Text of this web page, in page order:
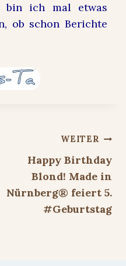
bin ich mal etwas
ob schon Berichte
WEITER
Happy Birthday
Blond! Made in
Nürnberg® feiert 5.
#Geburtstag